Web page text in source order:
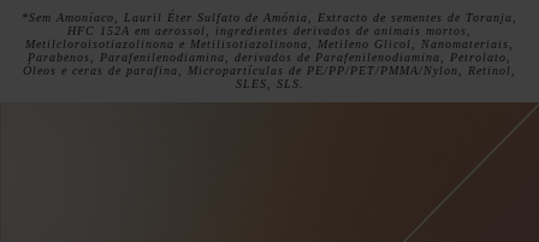
*Sem Amoníaco, Lauril Éter Sulfato de Amónia, Extracto de sementes de Toranja,
HFC 152A em aerossol, ingredientes derivados de animais mortos,
Metilcloroisotiazolinona e Metilisotiazolinona, Metileno Glicol, Nanomateriais,
Parabenos, Parafenilenodiamina, derivados de Parafenilenodiamina, Petrolato,
Óleos e ceras de parafina, Micropartículas de PE/PP/PET/PMMA/Nylon, Retinol,
SLES, SLS.